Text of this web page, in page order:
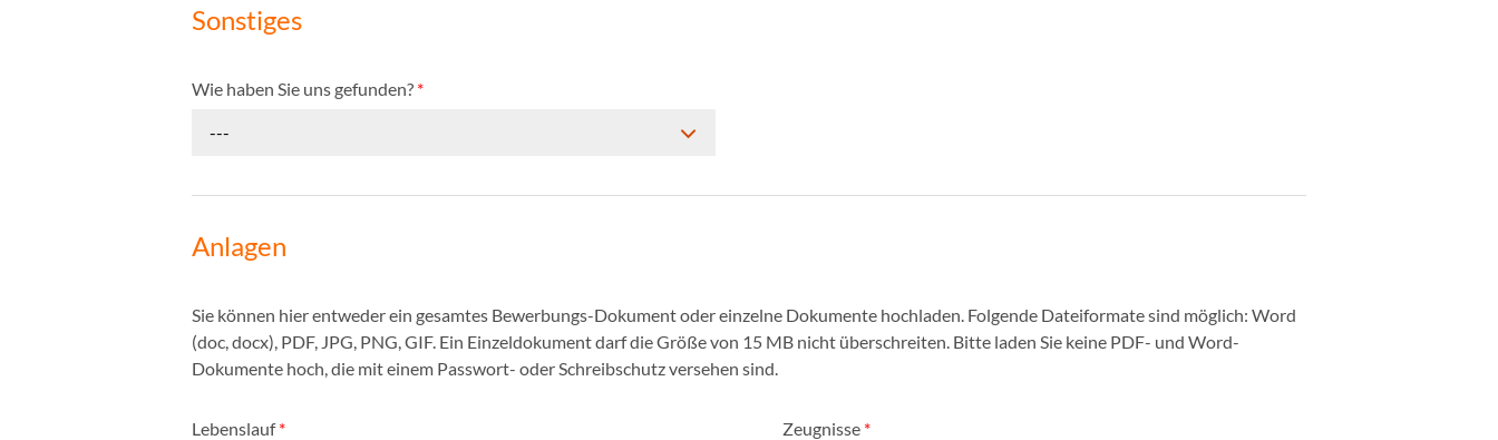
Sonstiges
Wie haben Sie uns gefunden? *
---
Anlagen
Sie können hier entweder ein gesamtes Bewerbungs-Dokument oder einzelne Dokumente hochladen. Folgende Dateiformate sind möglich: Word
(doc, docx), PDF, JPG, PNG, GIF. Ein Einzeldokument darf die Größe von 15 MB nicht überschreiten. Bitte laden Sie keine PDF- und Word-
Dokumente hoch, die mit einem Passwort- oder Schreibschutz versehen sind.
Lebenslauf* Zeugnisse *